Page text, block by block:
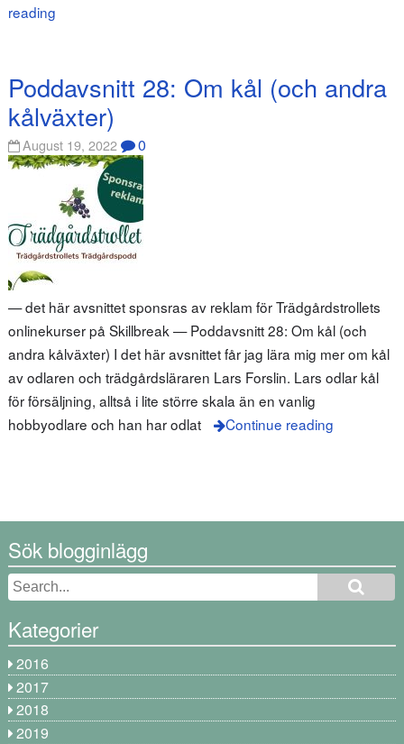
reading
Poddavsnitt 28: Om kål (och andra
kålväxter)
August 19, 2022 0
— det här avsnittet sponsras av reklam för Trädgårdstrollets
onlinekurser på Skillbreak — Poddavsnitt 28: Om kål (och
andra kålväxter) I det här avsnittet får jag lära mig mer om kål
av odlaren och trädgårdsläraren Lars Forslin. Lars odlar kål
för försäljning, alltså i lite större skala än en vanlig
hobbyodlare och han har odlat
Continue reading
Sök blogginlägg
Kategorier
2016
2017
2018
2019